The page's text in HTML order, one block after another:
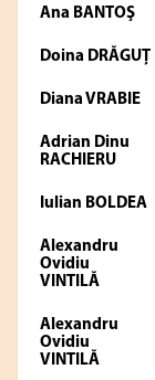
Ana BANTOŞ
Doina DRĂGUŢ
Diana VRABIE
Adrian Dinu
RACHIERU
Iulian BOLDEA
Alexandru
Ovidiu
VINTILĂ
Alexandru
Ovidiu
VINTILĂ